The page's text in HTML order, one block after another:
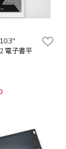
電子書平